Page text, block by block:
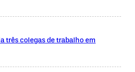
três colegas de trabalho em